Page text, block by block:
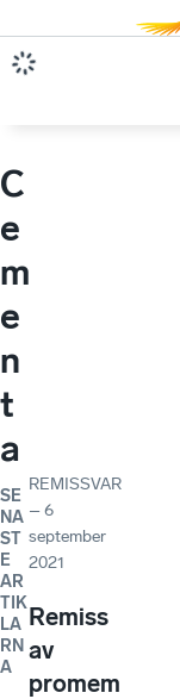
C
e
m
e
n
t
a
SE
NA
ST
E
AR
TIK
LA
RN
A
REMISSVAR
–6
september
2021
Remiss
av
promem